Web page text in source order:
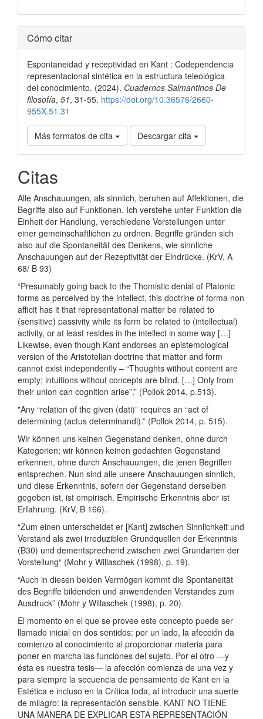
Detalles
del
artículo
Cómo citar
Espontaneidad y receptividad en Kant : Codependencia
representacional sintética en la estructura teleológica
del conocimiento. (2024). Cuadernos Salmantinos De
filosofía, 51, 31-55. https://doi.org/10.36576/2660-
955X.51.31
Más formatos de cita Descargar cita
Citas
Alle Anschauungen, als sinnlich, beruhen auf Affektionen, die
Begriffe also auf Funktionen. Ich verstehe unter Funktion die
Einheit der Handlung, verschiedene Vorstellungen unter
einer gemeinschaftlichen zu ordnen. Begriffe gründen sich
also auf die Spontaneität des Denkens, wie sinnliche
Anschauungen auf der Rezeptivität der Eindrücke. (KrV, A
68/ B 93)
“Presumably going back to the Thomistic denial of Platonic
forms as perceived by the intellect, this doctrine of forma non
afficit has it that representational matter be related to
(sensitive) passivity while its form be related to (intellectual)
activity, or at least resides in the intellect in some way […]
Likewise, even though Kant endorses an epistemological
version of the Aristotelian doctrine that matter and form
cannot exist independently – “Thoughts without content are
empty; intuitions without concepts are blind. […] Only from
their union can cognition arise”.” (Pollok 2014, p.513).
"Any “relation of the given (dati)” requires an “act of
determining (actus determinandi).” (Pollok 2014, p. 515).
Wir können uns keinen Gegenstand denken, ohne durch
Kategorien; wir können keinen gedachten Gegenstand
erkennen, ohne durch Anschauungen, die jenen Begriffen
entsprechen. Nun sind alle unsere Anschauungen sinnlich,
und diese Erkenntnis, sofern der Gegenstand derselben
gegeben ist, ist empirisch. Empirische Erkenntnis aber ist
Erfahrung. (KrV, B 166).
“Zum einen unterscheidet er [Kant] zwischen Sinnlichkeit und
Verstand als zwei irreduziblen Grundquellen der Erkenntnis
(B30) und dementsprechend zwischen zwei Grundarten der
Vorstellung“ (Mohr y Willaschek (1998), p. 19).
“Auch in diesen beiden Vermögen kommt die Spontaneität
des Begriffe bildenden und anwendenden Verstandes zum
Ausdruck” (Mohr y Willaschek (1998), p. 20).
El momento en el que se provee este concepto puede ser
llamado inicial en dos sentidos: por un lado, la afección da
comienzo al conocimiento al proporcionar materia para
poner en marcha las funciones del sujeto. Por el otro —y
ésta es nuestra tesis— la afección comienza de una vez y
para siempre la secuencia de pensamiento de Kant en la
Estética e incluso en la Crítica toda, al introducir una suerte
de milagro: la representación sensible. KANT NO TIENE
UNA MANERA DE EXPLICAR ESTA REPRESENTACIÓN